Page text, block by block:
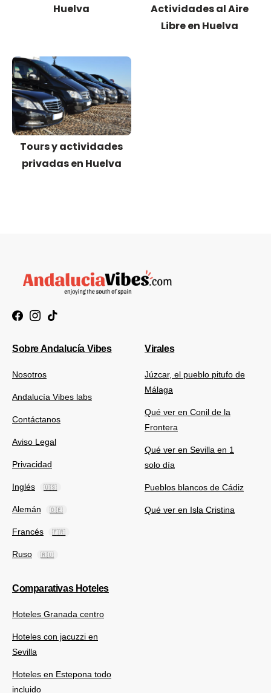
Huelva
Actividades al Aire
Libre en Huelva
Tours y actividades
privadas en Huelva
Sobre Andalucía Vibes
Nosotros
Andalucía Vibes labs
Contáctanos
Aviso Legal
Privacidad
Inglés 🇺🇸
Alemán 🇩🇪
Francés 🇫🇷
Ruso 🇷🇺
Virales
Júzcar, el pueblo pitufo de
Málaga
Qué ver en Conil de la
Frontera
Qué ver en Sevilla en 1
solo día
Pueblos blancos de Cádiz
Qué ver en Isla Cristina
Comparativas Hoteles
Hoteles Granada centro
Hoteles con jacuzzi en
Sevilla
Hoteles en Estepona todo
incluido